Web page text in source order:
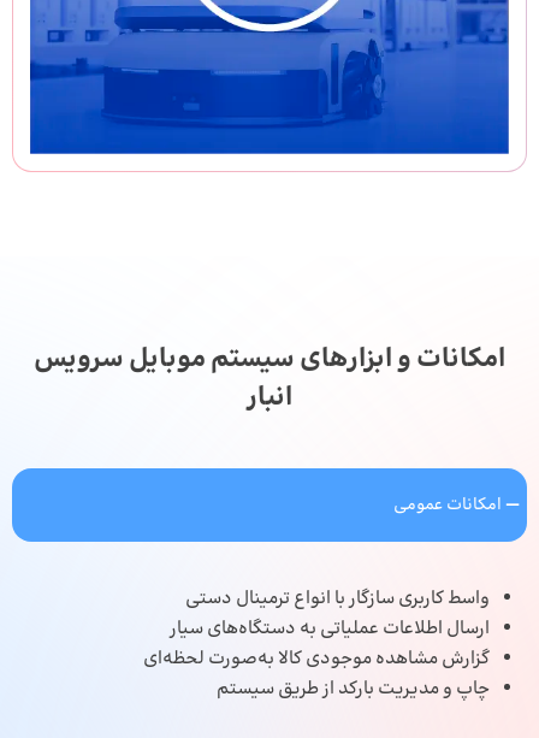
امکانات و ابزارهای سیستم موبایل سرویس
انبار
امکانات عمومی
واسط کاربری سازگار با انواع ترمینال دستی
ارسال اطلاعات عملیاتی به دستگاه‌های سیار
گزارش مشاهده موجودی کالا به‌صورت لحظه‌ای
چاپ و مدیریت بارکد از طریق سیستم